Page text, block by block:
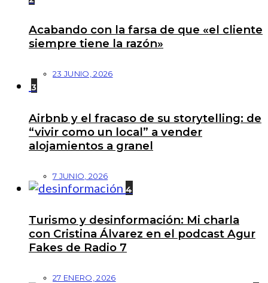
Acabando con la farsa de que «el cliente
siempre tiene la razón»
23 JUNIO, 2026
3
Airbnb y el fracaso de su storytelling: de
“vivir como un local” a vender
alojamientos a granel
7 JUNIO, 2026
4
Turismo y desinformación: Mi charla
con Cristina Álvarez en el podcast Agur
Fakes de Radio 7
27 ENERO, 2026